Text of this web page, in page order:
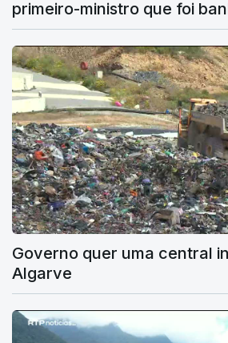
primeiro-ministro que foi
Governo quer uma central
Algarve